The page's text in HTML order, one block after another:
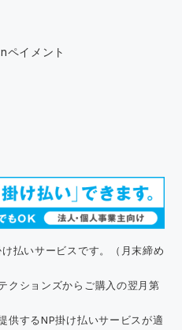
ペイメント
払いサービスです。（月末締め
クションズからご購入の翌月第
供するNP掛け払いサービスが適